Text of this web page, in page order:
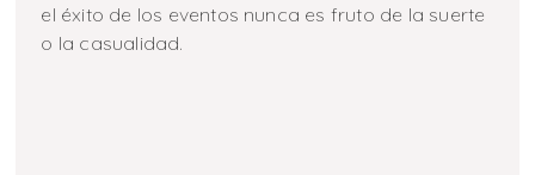
el éxito de los eventos nunca es fruto de la suerte
o la casualidad.